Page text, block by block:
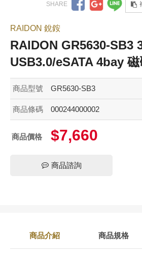
RAIDON 銳銨
RAIDON GR5630-SB3
USB3.0/eSATA 4bay
商品型號 GR5630-SB3
商品條碼 000244000002
商品價格 $7,660
商品諮詢
商品介紹 商品規格